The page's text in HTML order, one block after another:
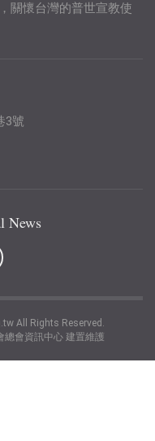
關懷台灣的普世宣教使
3號
News
All Rights Reserved.
總會資訊中心 建置維護